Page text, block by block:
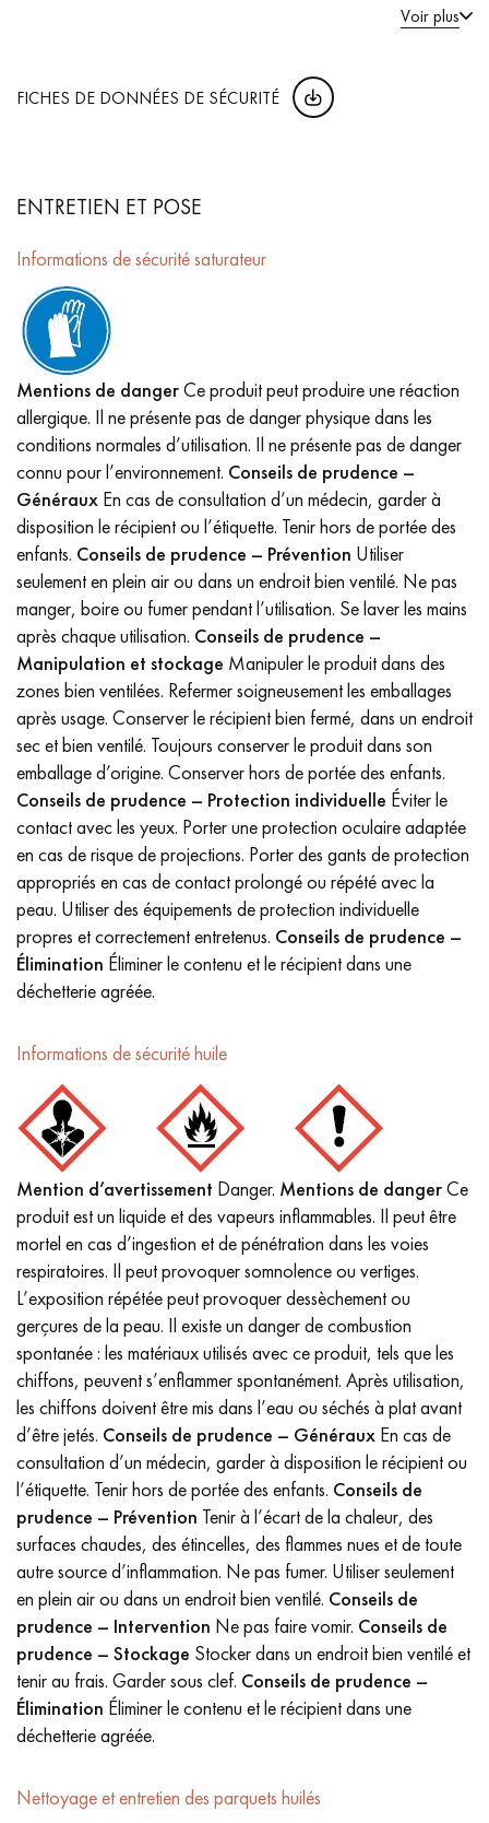
Voir plus
FICHES DE DONNÉES DE SÉCURITÉ
ENTRETIEN ET POSE
Informations de sécurité saturateur
Mentions de dangerCe produit peut produire une réaction
allergique. Il ne présente pas de danger physique dans les
conditions normales d’utilisation. Il ne présente pas de danger
connu pour l’environnement. Conseils de prudence –
Généraux En cas de consultation d’un médecin, garder à
disposition le récipient ou l’étiquette. Tenir hors de portée des
enfants. Conseils de prudence – Prévention Utiliser
seulement en plein air ou dans un endroit bien ventilé. Ne pas
manger, boire ou fumer pendant l’utilisation. Se laver les mains
après chaque utilisation. Conseils de prudence –
Manipulation et stockage Manipuler le produit dans des
zones bien ventilées. Refermer soigneusement les emballages
après usage. Conserver le récipient bien fermé, dans un endroit
sec et bien ventilé. Toujours conserver le produit dans son
emballage d’origine. Conserver hors de portée des enfants.
Conseils de prudence – Protection individuelle Éviter le
contact avec les yeux. Porter une protection oculaire adaptée
en cas de risque de projections. Porter des gants de protection
appropriés en cas de contact prolongé ou répété avec la
peau. Utiliser des équipements de protection individuelle
propres et correctement entretenus. Conseils de prudence –
Élimination Éliminer le contenu et le récipient dans une
déchetterie agréée.
Informations de sécurité huile
Mention d’avertissement Danger. Mentions de dangerCe
produit est un liquide et des vapeurs inflammables. Il peut être
mortel en cas d’ingestion et de pénétration dans les voies
respiratoires. Il peut provoquer somnolence ou vertiges.
L’exposition répétée peut provoquer dessèchement ou
gerçures de la peau. Il existe un danger de combustion
spontanée : les matériaux utilisés avec ce produit, tels que les
chiffons, peuvent s’enflammer spontanément. Après utilisation,
les chiffons doivent être mis dans l’eau ou séchés à plat avant
d’être jetés. Conseils de prudence – Généraux En cas de
consultation d’un médecin, garder à disposition le récipient ou
l’étiquette. Tenir hors de portée des enfants. Conseils de
prudence – Prévention Tenir à l’écart de la chaleur, des
surfaces chaudes, des étincelles, des flammes nues et de toute
autre source d’inflammation. Ne pas fumer. Utiliser seulement
en plein air ou dans un endroit bien ventilé. Conseils de
prudence – Intervention Ne pas faire vomir. Conseils de
prudence – Stockage Stocker dans un endroit bien ventilé et
tenir au frais. Garder sous clef. Conseils de prudence –
Élimination Éliminer le contenu et le récipient dans une
déchetterie agréée.
Nettoyage et entretien des parquets huilés